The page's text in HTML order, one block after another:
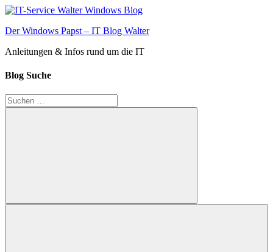
Zum
springen
Der Windows Papst – IT Blog Walter
Anleitungen & Infos rund um die IT
Blog Suche
Suchen
nach:
Suchen